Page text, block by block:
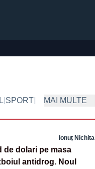
|SPORT| MAI MULTE
Ionuț Nichita
de dolari pe masa
antidrog. Noul